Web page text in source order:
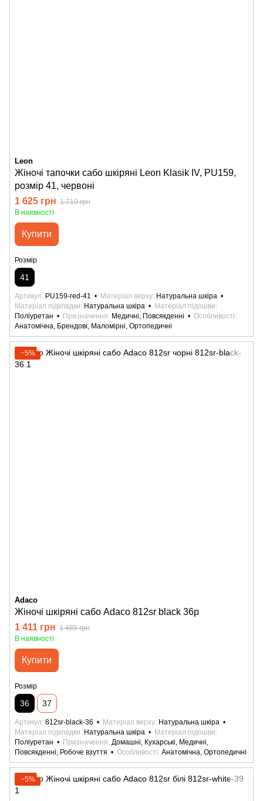
Leon
Жіночі тапочки сабо шкіряні Leon Klasik IV, PU159,
розмір 41, червоні
1 625 грн 1 710 грн
В наявності
Купити
Розмір
41
Артикул PU159-red-41 Матеріал верху Натуральна шкіра
Матеріал підкладки
Натуральна шкіра
Матеріал підошви
Поліуретан
Призначення Медичні, Повсякденні
Особливості
Анатомічна, Брендові, Маломірні, Ортопедичні
−5%
Adaco
Жіночі шкіряні сабо Adaco 812sr black 36р
1 411 грн 1 485 грн
В наявності
Купити
Розмір
36 37
Артикул 812sr-black-36 Матеріал верху Натуральна шкіра
Матеріал підкладки
Натуральна шкіра
Матеріал підошви
Поліуретан
Призначення Домашні, Кухарські, Медичні,
Повсякденні, Робоче взуття
Особливості Анатомічна, Ортопедичні
−5%